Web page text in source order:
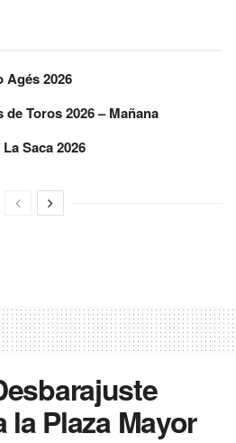
Agés 2026
Toros 2026 – Mañana
Saca 2026
Plaza Mayor